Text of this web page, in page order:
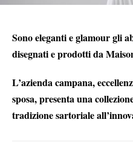
Sono eleganti e glamour gli
disegnati e prodotti da
L’azienda campana,
sposa, presenta una
tradizione sartoriale